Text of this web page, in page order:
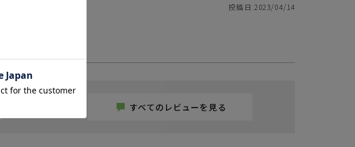
投稿日 2023/04/14
すべてのレビューを見る